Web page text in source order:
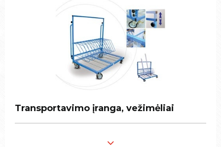
Transportavimo įranga, vežimėliai
Transportavimo įranga, vežimėliai